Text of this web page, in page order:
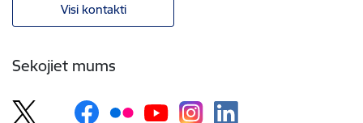
Visi kontakti
Sekojiet mums